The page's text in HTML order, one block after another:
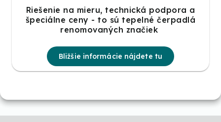
Riešenie na mieru, technická podpora a
špeciálne ceny - to sú tepelné čerpadlá
renomovaných značiek
Bližšie informácie nájdete tu